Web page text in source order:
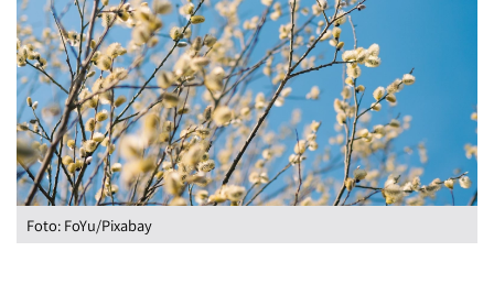
Foto: FoYu/Pixabay